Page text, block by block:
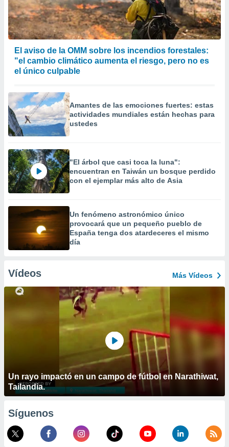
El aviso de la OMM sobre los incendios forestales:
"el cambio climático aumenta el riesgo, pero no es
el único culpable
Amantes de las emociones fuertes: estas
actividades mundiales están hechas para
ustedes
"El árbol que casi toca la luna":
encuentran en Taiwán un bosque perdido
con el ejemplar más alto de Asia
Un fenómeno astronómico único
provocará que un pequeño pueblo de
España tenga dos atardeceres el mismo
día
Vídeos Más Vídeos
Un rayo impactó en un campo de fútbol en Narathiwat,
Tailandia.
Síguenos